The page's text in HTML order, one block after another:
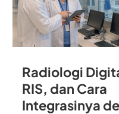
Radiologi
RIS, dan Cara
Integrasinya